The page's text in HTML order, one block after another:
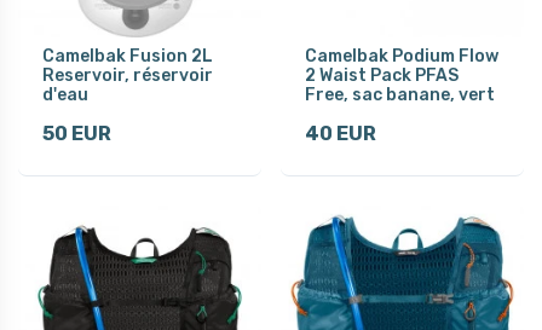
Camelbak Fusion 2L
Reservoir, réservoir
d'eau
50 EUR
Camelbak Podium Flow
2 Waist Pack PFAS
Free, sac banane, vert
40 EUR